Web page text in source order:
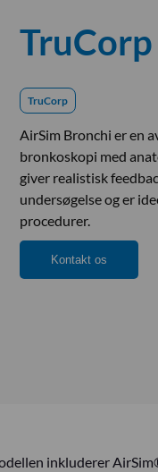
TruCorp
AirSim Bronchi er en
bronkoskopi med
giver realistisk
undersøgelse og er
procedurer.
Kontakt os
inkluderer